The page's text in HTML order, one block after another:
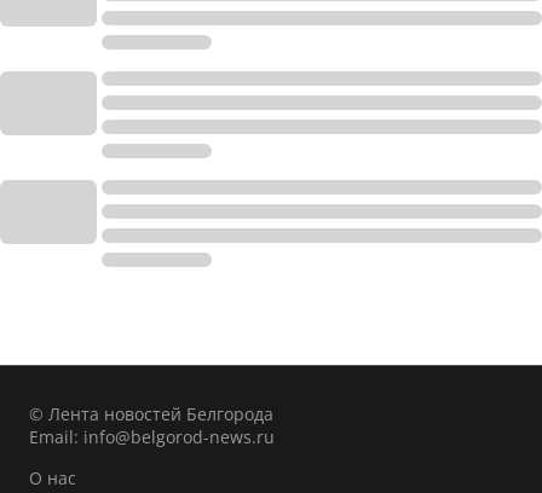
© Лента новостей Белгорода
Email: info@belgorod-news.ru
О нас